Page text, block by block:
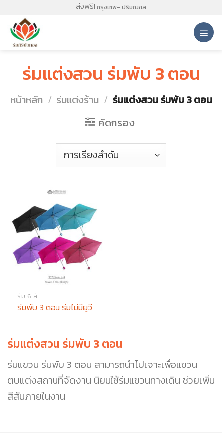
content
ส่งฟรี! กรุงเทพ- ปริมณฑล
ร่มแต่งสวน ร่มพับ 3 ตอน
หน้าหลัก / ร่มแต่งร้าน / ร่มแต่งสวน ร่มพับ 3 ตอน
คัดกรอง
ร่ม 6 สี
ร่มพับ 3 ตอน ร่มไม่มียูวี
ร่มแต่งสวน ร่มพับ 3 ตอน
ร่มแขวน ร่มพับ 3 ตอน สามารถนำไปเจาะเพื่อแขวน
ตบแต่งสถานที่จัดงาน นิยมใช้ร่มแขวนทางเดิน ช่วยเพิ่ม
สีสันภายในงาน